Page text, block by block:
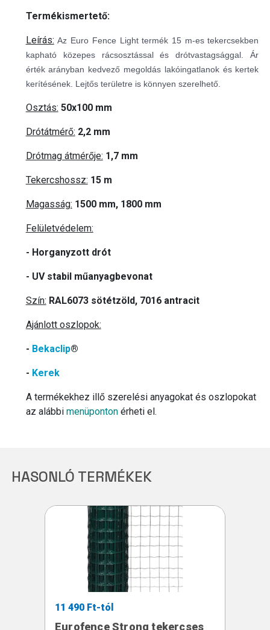
Termékismertető:
Leírás: Az Euro Fence Light termék 15 m-es tekercsekben
kapható közepes rácsosztással és drótvastagsággal. Ár
érték arányban kedvező megoldás lakóingatlanok és kertek
kerítésének. Lejtős területre is könnyen szerelhető.
Osztás: 50x100 mm
Drótátmérő: 2,2 mm
Drótmag átmérője: 1,7 mm
Tekercshossz: 15 m
Magasság: 1500 mm, 1800 mm
Felületvédelem:
- Horganyzott drót
- UV stabil műanyagbevonat
Szín: RAL6073 sötétzöld, 7016 antracit
Ajánlott oszlopok:
- Bekaclip®
- Kerek
A termékekhez illő szerelési anyagokat és oszlopokat
az alábbi menüponton érheti el.
HASONLÓ TERMÉKEK
11 490 Ft-tól
Eurofence Strong tekercses